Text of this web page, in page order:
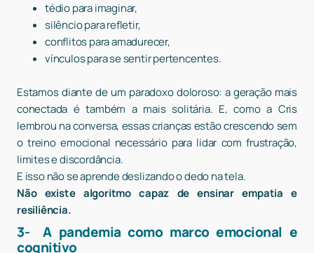
tédio para imaginar,
silêncio para refletir,
conflitos para amadurecer,
vínculos para se sentir pertencentes.
Estamos diante de um paradoxo doloroso: a geração mais
conectada é também a mais solitária. E, como a Cris
lembrou na conversa, essas crianças estão crescendo sem
o treino emocional necessário para lidar com frustração,
limites e discordância.
E isso não se aprende deslizando o dedo na tela.
Não existe algoritmo capaz de ensinar empatia e
resiliência.
3- A pandemia como marco emocional e
cognitivo